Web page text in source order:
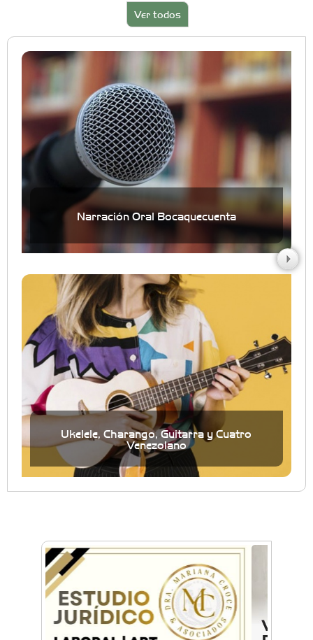
Ver todos
Narración Oral Bocaquecuenta
Ukelele, Charango, Guitarra y Cuatro
Venezolano